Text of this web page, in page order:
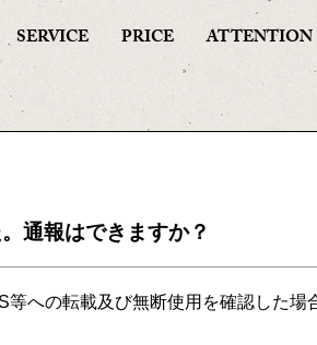
SERVICE PRICE ATTENTION
通報はできますか？
への転載及び無断使用を確認した